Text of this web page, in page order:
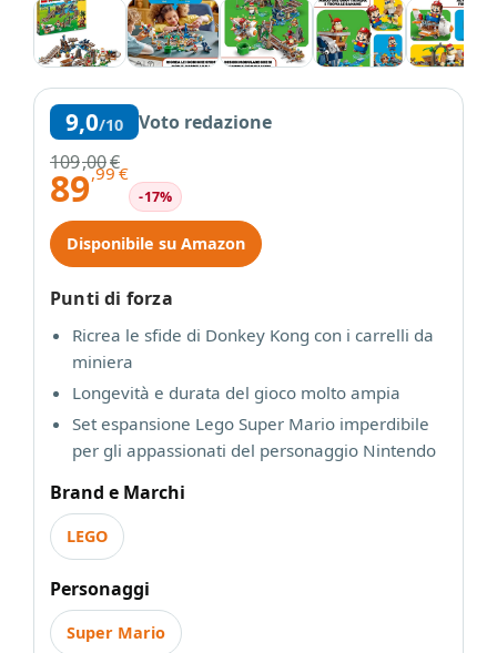
9,0/10
Voto redazione
109,00€
89,99€
-17%
Disponibile su Amazon
Punti di forza
Ricrea le sfide di Donkey Kong con i carrelli da
miniera
Longevità e durata del gioco molto ampia
Set espansione Lego Super Mario imperdibile
per gli appassionati del personaggio Nintendo
Brand e Marchi
LEGO
Personaggi
Super Mario